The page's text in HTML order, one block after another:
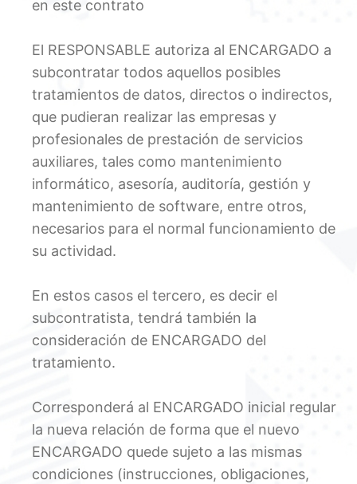
en este contrato
El RESPONSABLE autoriza al ENCARGADO a
subcontratar todos aquellos posibles
tratamientos de datos, directos o indirectos,
que pudieran realizar las empresas y
profesionales de prestación de servicios
auxiliares, tales como mantenimiento
informático, asesoría, auditoría, gestión y
mantenimiento de software, entre otros,
necesarios para el normal funcionamiento de
su actividad.
En estos casos el tercero, es decir el
subcontratista, tendrá también la
consideración de ENCARGADO del
tratamiento.
Corresponderá al ENCARGADO inicial regular
la nueva relación de forma que el nuevo
ENCARGADO quede sujeto a las mismas
condiciones (instrucciones, obligaciones,